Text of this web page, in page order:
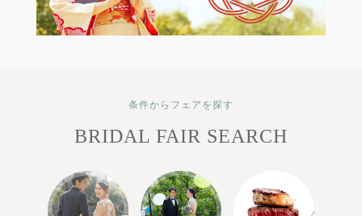
条件からフェアを探す
BRIDAL FAIR SEARCH